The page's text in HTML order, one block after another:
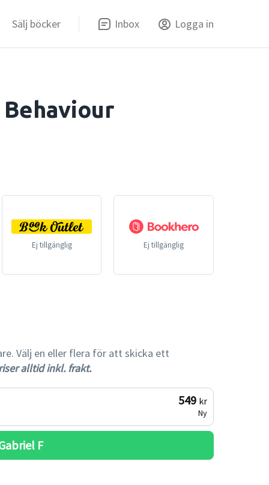
Sälj böcker Inbox Logga in
Ej tillgänglig Ej tillgänglig
Välj en eller flera för att skicka ett
alltid inkl. frakt.
549 kr
Ny
F